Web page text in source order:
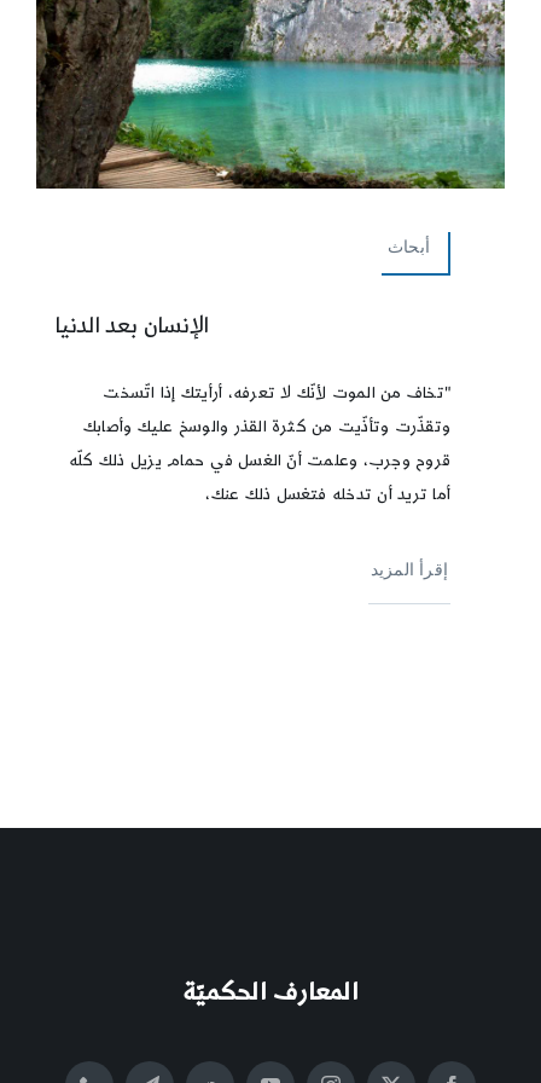
أبحاث
الإنسان بعد الدنيا
"تخاف من الموت لأنّك لا تعرفه، أرأيتك إذا اتّسخت
وتقذّرت وتأذّيت من كثرة القذر والوسخ عليك وأصابك
قروح وجرب، وعلمت أنّ الغسل في حمام يزيل ذلك كلّه
أما تريد أن تدخله فتغسل ذلك عنك،
إقرأ المزيد
المعارف الحكميّة